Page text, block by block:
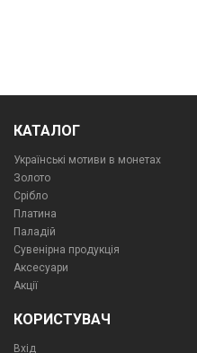
КАТАЛОГ
Українські мотиви в монетах
Золото
Срібло
Платина
Паладій
Сувенірна продукція
Аксесуари
Акції
КОРИСТУВАЧ
Вхід